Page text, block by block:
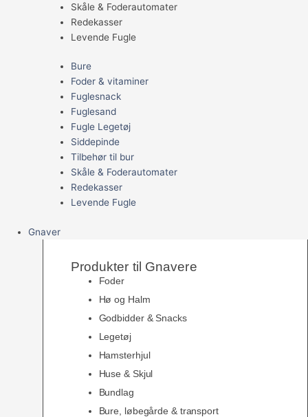
Skåle & Foderautomater
Redekasser
Levende Fugle
Bure
Foder & vitaminer
Fuglesnack
Fuglesand
Fugle Legetøj
Siddepinde
Tilbehør til bur
Skåle & Foderautomater
Redekasser
Levende Fugle
Gnaver
Produkter til Gnavere
Foder
Hø og Halm
Godbidder & Snacks
Legetøj
Hamsterhjul
Huse & Skjul
Bundlag
Bure, løbegårde & transport